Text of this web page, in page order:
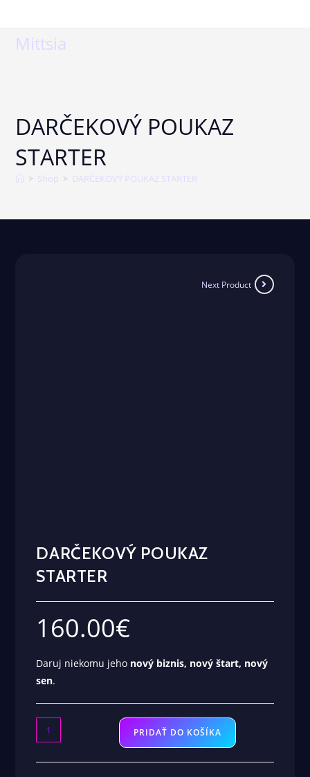
Mittsia
DARČEKOVÝ POUKAZ
STARTER
> Shop > DARČEKOVÝ POUKAZ STARTER
Next Product
DARČEKOVÝ POUKAZ
STARTER
160.00€
Daruj niekomu jeho nový biznis, nový štart, nový
sen.
PRIDAŤ DO KOŠÍKA